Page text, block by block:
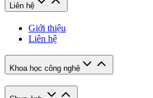
Liên hệ
Giới thiệu
Liên hệ
Khoa học công nghệ